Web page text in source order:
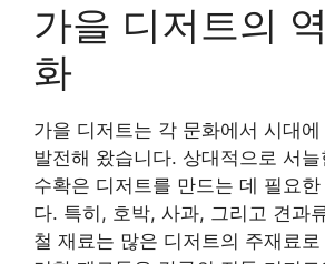
가을 디저트의
화
가을 디저트는 각 문화에서 시대
발전해 왔습니다. 상대적으로 서
수확은 디저트를 만드는 데 필요
다. 특히, 호박, 사과, 그리고 견과
철 재료는 많은 디저트의 주재료